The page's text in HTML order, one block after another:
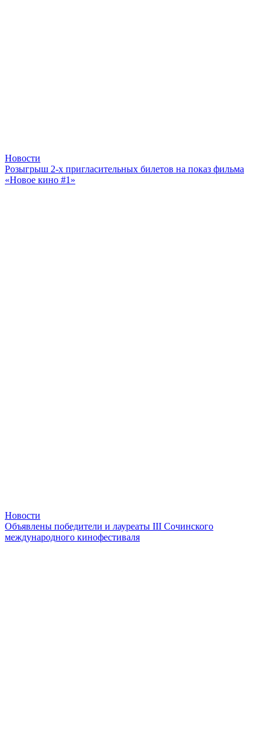
Новости
Розыгрыш 2-х пригласительных билетов на показ фильма
«Новое кино #1»
Новости
Объявлены победители и лауреаты III Сочинского
международного кинофестиваля